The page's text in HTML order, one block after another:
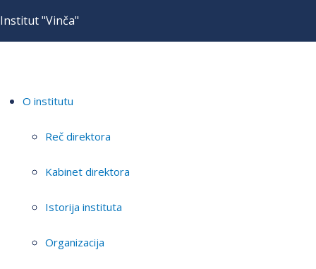
Institut "Vinča"
O institutu
Reč direktora
Kabinet direktora
Istorija instituta
Organizacija